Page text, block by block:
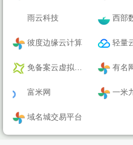
雨云科技 西部
彼度边缘云计算 轻量
免备案云虚拟主机 有名
富米网 一米
域名城交易平台